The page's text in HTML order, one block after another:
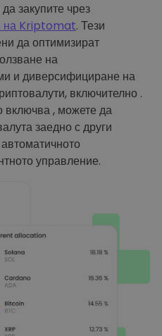
закупите чрез
на Kriptomat. Тези
да оптимизират
на
и диверсифициране на
включително .
включва , можете да
заедно с други
управление.